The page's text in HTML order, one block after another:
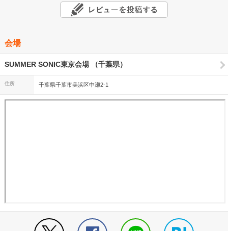
会場
SUMMER SONIC東京会場 （千葉県）
住所 千葉県千葉市美浜区中瀬2-1